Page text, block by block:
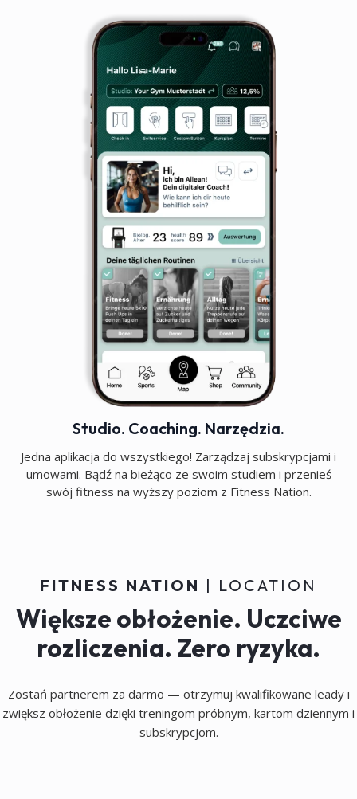
Studio. Coaching. Narzędzia.
Jedna aplikacja do wszystkiego! Zarządzaj subskrypcjami i
umowami. Bądź na bieżąco ze swoim studiem i przenieś
swój fitness na wyższy poziom z Fitness Nation.
FITNESS NATION | LOCATION
Większe obłożenie. Uczciwe
rozliczenia. Zero ryzyka.
Zostań partnerem za darmo — otrzymuj kwalifikowane leady i
zwiększ obłożenie dzięki treningom próbnym, kartom dziennym i
subskrypcjom.